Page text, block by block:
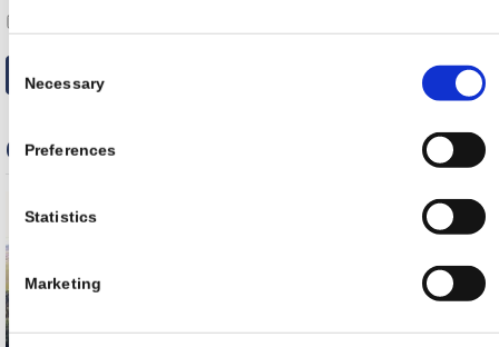
Consent
Selection
Necessary
Preferences
Statistics
Marketing
Envoyer
Contact